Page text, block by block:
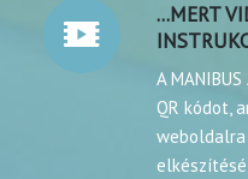
...MERT
A
QR kódot,